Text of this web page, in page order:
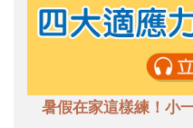
暑假在家這樣練！小